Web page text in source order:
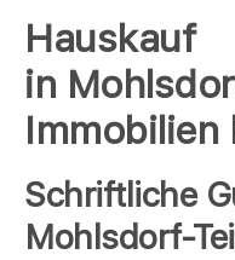
Hauskauf
in
Immobilien
Schriftliche
Mohlsdorf-